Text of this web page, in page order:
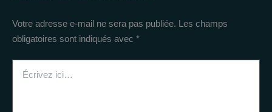
Votre adresse e-mail ne sera pas publiée. Les champs
obligatoires sont indiqués avec *
ici…